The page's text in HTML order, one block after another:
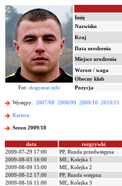
Imię
Nazwisko
Kraj
Data urodzenia
Miejsce urodzenia
Wzrost / waga
Obecny klub
Fot: zksgranat.info Pozycja
Występy: 2007/08 2008/09 2009/10 2010/11
Kariera
Sezon 2009/10
data rozgrywki
2009-07-29 17:00
PP, Runda przedwstępna
2009-08-03 16:00
ME, Kolejka 1
2009-08-09 15:00
ME, Kolejka 2
2009-08-12 17:00
PP, Runda wstępna
2009-08-16 11:00
ME, Kolejka 3